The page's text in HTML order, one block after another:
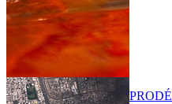
PRO